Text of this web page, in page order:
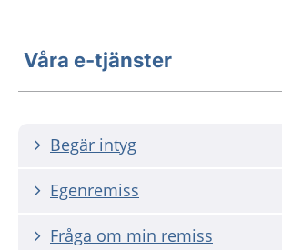
Våra e-tjänster
Begär intyg
Egenremiss
Fråga om min remiss